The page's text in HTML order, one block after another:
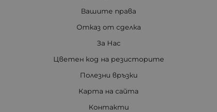
Вашите права
Отказ от сделка
За Нас
Цветен код на резисторите
Полезни връзки
Карта на сайта
Контакти